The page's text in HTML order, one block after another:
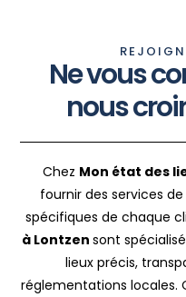
Ne vous
nous
Chez Mon état des
fournir des services
spécifiques de chaque
à Lontzen sont
lieux précis,
réglementations locales.